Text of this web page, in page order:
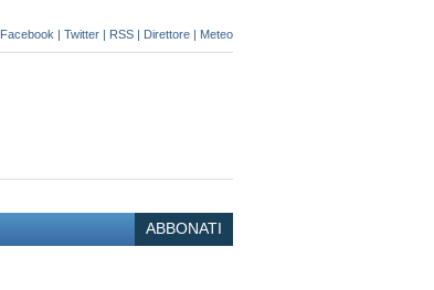
Facebook | Twitter | RSS | Direttore | Meteo
ABBONATI